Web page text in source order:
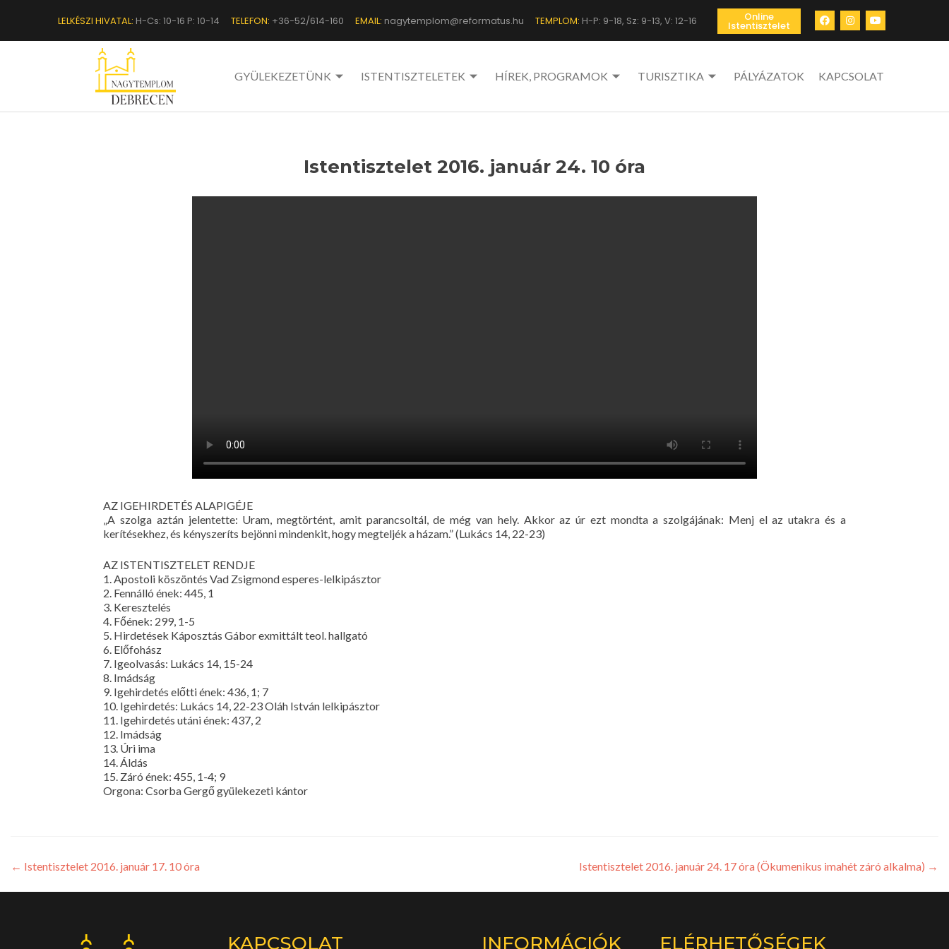
LELKÉSZI HIVATAL: H-Cs: 10-16 P: 10-14 TELEFON: +36-52/614-160 EMAIL: nagytemplom@reformatus.hu TEMPLOM: H-P: 9-18, Sz: 9-13, V: 12-16 Online
Istentisztelet
GYÜLEKEZETÜNK ISTENTISZTELETEK HÍREK, PROGRAMOK TURISZTIKA PÁLYÁZATOK KAPCSOLAT
Istentisztelet 2016. január 24. 10 óra
AZ IGEHIRDETÉS ALAPIGÉJE
„A szolga aztán jelentette: Uram, megtörtént, amit parancsoltál, de még van hely. Akkor az úr ezt mondta a szolgájának: Menj el az utakra és a
kerítésekhez, és kényszeríts bejönni mindenkit, hogy megteljék a házam.” (Lukács 14, 22-23)
AZ ISTENTISZTELET RENDJE
1. Apostoli köszöntés Vad Zsigmond esperes-lelkipásztor
2. Fennálló ének: 445, 1
3. Keresztelés
4. Főének: 299, 1-5
5. Hirdetések Káposztás Gábor exmittált teol. hallgató
6. Előfohász
7. Igeolvasás: Lukács 14, 15-24
8. Imádság
9. Igehirdetés előtti ének: 436, 1; 7
10. Igehirdetés: Lukács 14, 22-23 Oláh István lelkipásztor
11. Igehirdetés utáni ének: 437, 2
12. Imádság
13. Úri ima
14. Áldás
15. Záró ének: 455, 1-4; 9
Orgona: Csorba Gergő gyülekezeti kántor
← Istentisztelet 2016. január 17. 10 óra Istentisztelet 2016. január 24. 17 óra (Ökumenikus imahét záró alkalma) →
KAPCSOLAT INFORMÁCIÓK ELÉRHETŐSÉGEK